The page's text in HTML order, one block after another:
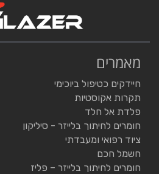
מאמרים
חיידקים כטיפול ביוכימי
תקרות אקוסטיות
פלדת אל חלד
חומרים לחיתוך בלייזר - סיליקון
ציוד רפואי ומעבדתי
חשמל חכם
חומרים לחיתוך בלייזר – פליז